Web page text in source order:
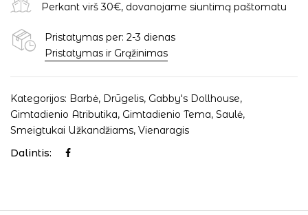
Perkant virš 30€, dovanojame siuntimą paštomatu
Pristatymas per: 2-3 dienas
Pristatymas ir Grąžinimas
Kategorijos: Barbė, Drūgelis, Gabby's Dollhouse,
Gimtadienio Atributika, Gimtadienio Tema, Saulė,
Smeigtukai Užkandžiams, Vienaragis
Dalintis: